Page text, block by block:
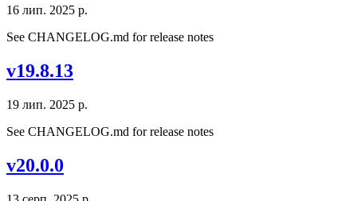
16 лип. 2025 р.
See CHANGELOG.md for release notes
v19.8.13
19 лип. 2025 р.
See CHANGELOG.md for release notes
v20.0.0